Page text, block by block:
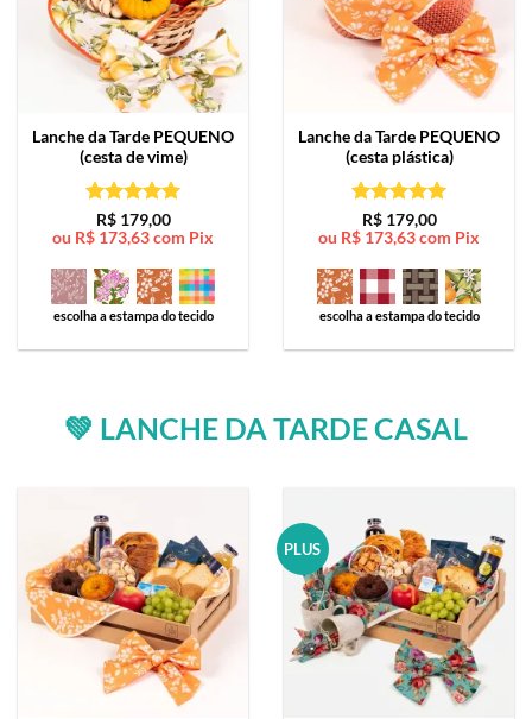
Lanche da Tarde PEQUENO
(cesta de vime)
Avaliação5
de 5
R$179,00
ou R$ 173,63com Pix
escolha a estampa do tecido
Lanche da Tarde PEQUENO
(cesta plástica)
Avaliação5
de 5
R$179,00
ou R$ 173,63com Pix
escolha a estampa do tecido
💚 LANCHE DA TARDE CASAL
PLUS